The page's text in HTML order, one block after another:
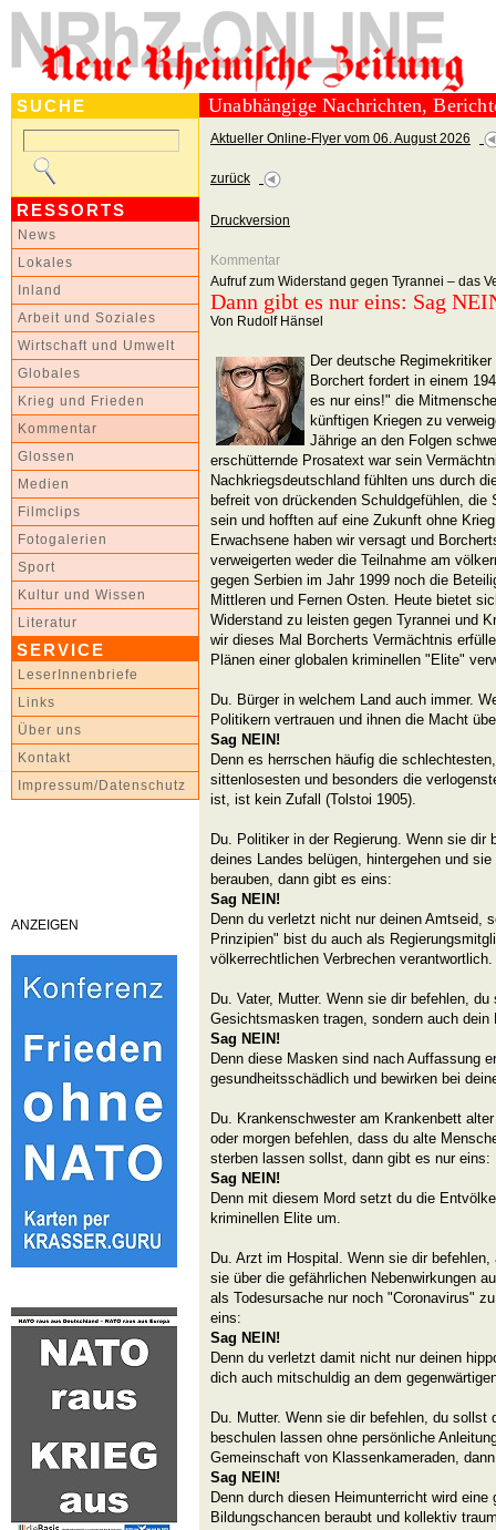
SUCHE
RESSORTS
News
Lokales
Inland
Arbeit und Soziales
Wirtschaft und Umwelt
Globales
Krieg und Frieden
Kommentar
Glossen
Medien
Filmclips
Fotogalerien
Sport
Kultur und Wissen
Literatur
SERVICE
LeserInnenbriefe
Links
Über uns
Kontakt
Impressum/Datenschutz
ANZEIGEN
Unabhängige Nachrichten,
Aktueller Online-Flyer vom 06. August 2026
zurück
Druckversion
Kommentar
Aufruf zum Widerstand gegen Tyrannei – das
Dann gibt es nur eins: Sag
Von Rudolf Hänsel
Der deutsche
Borchert fordert in einem
es nur eins!" die
künftigen Kriegen zu
Jährige an den Folgen
erschütternde Prosatext war sein
Nachkriegsdeutschland fühlten uns durch
befreit von drückenden Schuldgefühlen, die
sein und hofften auf eine Zukunft ohne
Erwachsene haben wir versagt und
verweigerten weder die Teilnahme am
gegen Serbien im Jahr 1999 noch die
Mittleren und Fernen Osten. Heute bietet
Widerstand zu leisten gegen Tyrannei und
wir dieses Mal Borcherts Vermächtnis
Plänen einer globalen kriminellen "Elite"
Du. Bürger in welchem Land auch immer.
Politikern vertrauen und ihnen die Macht
Sag NEIN!
Denn es herrschen häufig die
sittenlosesten und besonders die
ist, ist kein Zufall (Tolstoi 1905).
Du. Politiker in der Regierung. Wenn sie dir
deines Landes belügen, hintergehen und
berauben, dann gibt es eins:
Sag NEIN!
Denn du verletzt nicht nur deinen Amtseid,
Prinzipien" bist du auch als
völkerrechtlichen Verbrechen verantwortlich.
Du. Vater, Mutter. Wenn sie dir befehlen,
Gesichtsmasken tragen, sondern auch
Sag NEIN!
Denn diese Masken sind nach Auffassung
gesundheitsschädlich und bewirken bei
Du. Krankenschwester am Krankenbett
oder morgen befehlen, dass du alte
sterben lassen sollst, dann gibt es nur eins:
Sag NEIN!
Denn mit diesem Mord setzt du die
kriminellen Elite um.
Du. Arzt im Hospital. Wenn sie dir
sie über die gefährlichen Nebenwirkungen
als Todesursache nur noch "Coronavirus"
eins:
Sag NEIN!
Denn du verletzt damit nicht nur deinen
dich auch mitschuldig an dem
Du. Mutter. Wenn sie dir befehlen, du sollst
beschulen lassen ohne persönliche
Gemeinschaft von Klassenkameraden,
Sag NEIN!
Denn durch diesen Heimunterricht wird eine
Bildungschancen beraubt und kollektiv